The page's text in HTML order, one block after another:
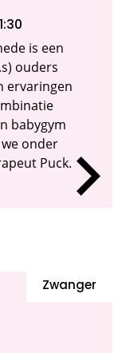
is een
ouders
ervaringen
babygym
onder
Puck.
Zwanger